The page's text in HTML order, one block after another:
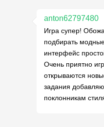
anton62797480
Игра супер!
подбирать
интерфейс
Очень приятно
открываются
задания
поклонникам